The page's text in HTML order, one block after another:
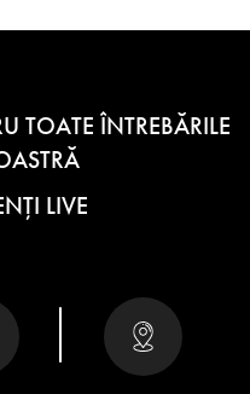
TOATE ÎNTREBĂRILE
LIVE